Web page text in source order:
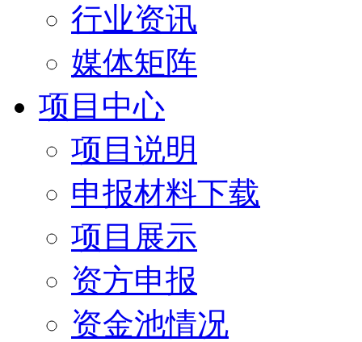
行业资讯
媒体矩阵
项目中心
项目说明
申报材料下载
项目展示
资方申报
资金池情况